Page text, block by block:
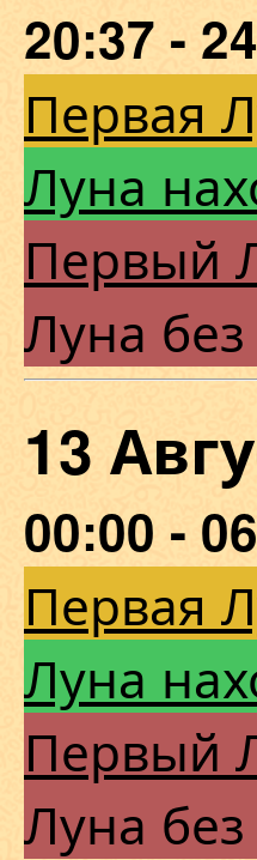
20:37 -
Первая
Луна
Первый
Луна
13
00:00 -
Первая
Луна
Первый
Луна